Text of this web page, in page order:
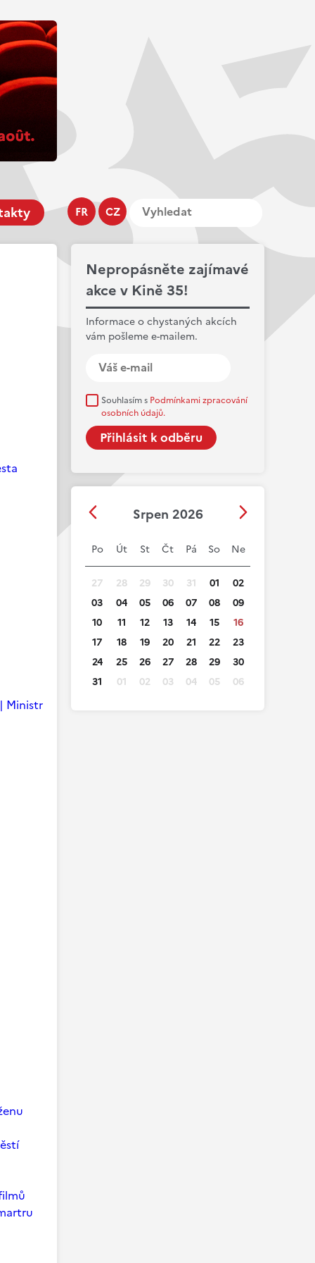
FR CZ
Nepropásněte zajímavé
akce v Kině 35!
Informace o chystaných akcích
vám pošleme e-mailem.
Souhlasím s Podmínkami zpracování
osobních údajů.
Srpen 2026
Po Út St Čt Pá So Ne
27 28 29 30 31 01
02
03
04 05 06 07 08
09
10
11 12 13 14 15
16
17
18 19 20 21 22
23
24
25 26 27 28 29
30
31
01 02 03 04 05 06
Ministr